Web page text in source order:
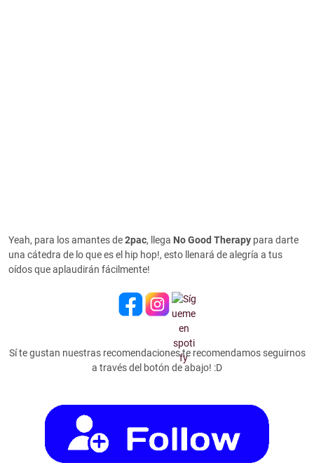
Yeah, para los amantes de2pac, llega No Good Therapy para darte
una cátedra de lo que es el hip hop!, esto llenará de alegría a tus
oídos que aplaudirán fácilmente!
Sí te gustan nuestras recomendaciones te recomendamos seguirnos
a través del botón de abajo! :D